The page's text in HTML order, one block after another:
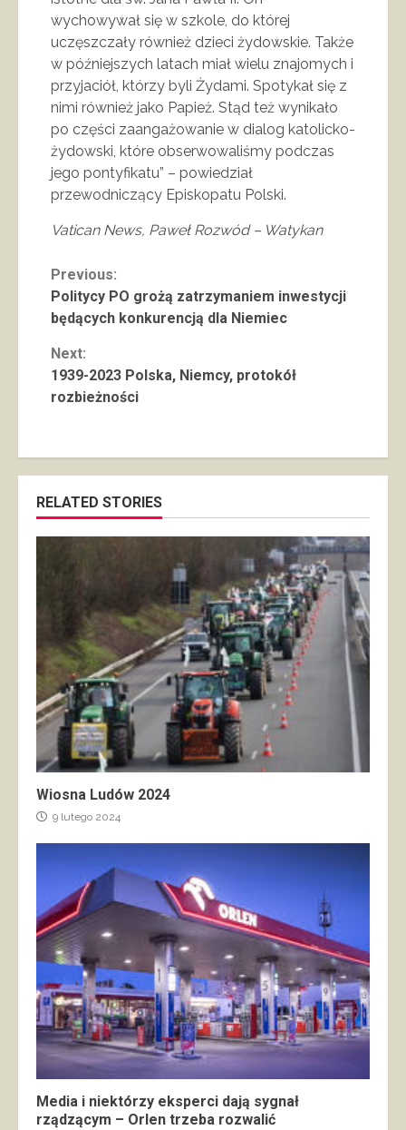
wychowywał się w szkole, do której
uczęszczały również dzieci żydowskie. Także
w późniejszych latach miał wielu znajomych i
przyjaciół, którzy byli Żydami. Spotykał się z
nimi również jako Papież. Stąd też wynikało
po części zaangażowanie w dialog katolicko-
żydowski, które obserwowaliśmy podczas
jego pontyfikatu” – powiedział
przewodniczący Episkopatu Polski.
VaticanNews, Paweł Rozwód – Watykan
Continue
Reading
Previous:
Politycy PO grożą zatrzymaniem inwestycji
będących konkurencją dla Niemiec
Next:
1939-2023 Polska, Niemcy, protokół
rozbieżności
RELATED STORIES
Wiosna Ludów 2024
9 lutego 2024
Media i niektórzy eksperci dają sygnał
rządzącym – Orlen trzeba rozwalić